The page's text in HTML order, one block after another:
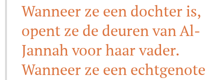
Wanneer ze een dochter is,
opent ze de deuren van Al-
Jannah voor haar vader.
Wanneer ze een echtgenote